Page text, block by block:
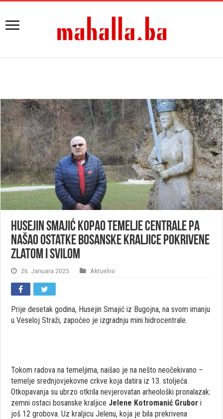
Husejin Smajić kopao temelje centrale pa
našao ostatke bosanske kraljice pokrivene
zlatom i svilom
26. Januara 2025. Aktuelno
Prije desetak godina, Husejin Smajić iz Bugojna, na svom imanju
u Veseloj Straži, započeo je izgradnju mini hidrocentrale.
Tokom radova na temeljima, naišao je na nešto neočekivano –
temelje srednjovjekovne crkve koja datira iz 13. stoljeća.
Otkopavanja su ubrzo otkrila nevjerovatan arheološki pronalazak:
zemni ostaci bosanske kraljice Jelene Kotromanić Grubor i
još 12 grobova. Uz kraljicu Jelenu, koja je bila prekrivena